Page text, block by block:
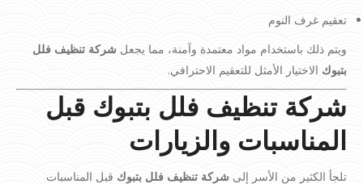
تعقيم غرف النوم
ويتم ذلك باستخدام مواد معتمدة وآمنة، مما يجعل شركة تنظيف فلل
بتبوك الاختيار الأمثل للتعقيم الاحترافي.
شركة تنظيف فلل بتبوك قبل
المناسبات والزيارات
تلجأ الكثير من الأسر إلى شركة تنظيف فلل بتبوك قبل المناسبات